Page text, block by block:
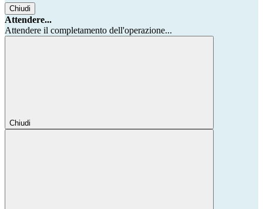
Chiudi
Attendere...
Attendere il completamento dell'operazione...
Chiudi